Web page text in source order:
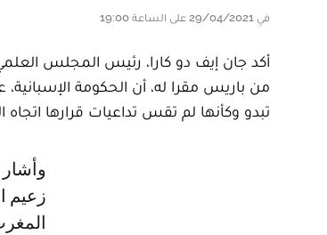
في 29/04/2021 على الساعة 19:00
أكد جان إيف دو كارا، رئيس المجلس
من باريس مقرا له، أن الحكومة الإسبانية،
تبدو وكأنها لم تقس تداعيات قرارها اتجاه
وأشار جان إيف دو كارا، وهو أيضا محام بهيئة باريس، أن كشف الصحافة عن وجود
زعيم